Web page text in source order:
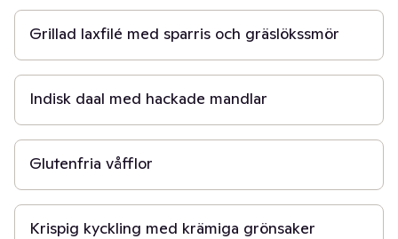
Grillad laxfilé med sparris och gräslökssmör
30 min
Indisk daal med hackade mandlar
20 min
Glutenfria våfflor
30 min
Krispig kyckling med krämiga grönsaker